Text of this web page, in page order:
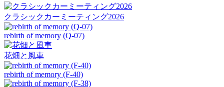
クラシックカーミーティング2026
rebirth of memory (Q-07)
花畑と風車
rebirth of memory (F-40)